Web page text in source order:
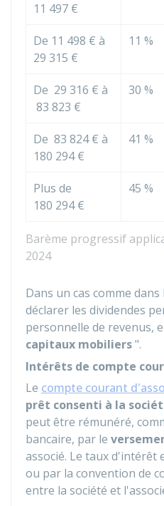
Barème progressif
2024
11 497 €
De 11 498 € à
29 315 €
11 %
De 29 316 € à
83 823 €
30 %
De 83 824 € à
180 294 €
41 %
Plus de
180 294 €
45 %
Dans un cas comme
déclarer les dividendes
personnelle de revenus,
capitaux mobiliers".
Intérêts de compte
Le compte courant
prêt consenti à la
peut être rémunéré,
bancaire, par le
associé. Le taux d'intérêt
ou par la convention de
entre la société et